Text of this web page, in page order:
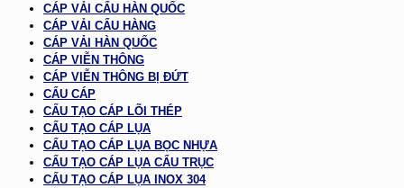
CÁP VẢI CẨU HÀN QUỐC
CÁP VẢI CẨU HÀNG
CÁP VẢI HÀN QUỐC
CÁP VIỄN THÔNG
CÁP VIỄN THÔNG BỊ ĐỨT
CẨU CÁP
CẤU TẠO CÁP LÕI THÉP
CẤU TẠO CÁP LỤA
CẤU TẠO CÁP LỤA BỌC NHỰA
CẤU TẠO CÁP LỤA CẨU TRỤC
CẤU TẠO CÁP LỤA INOX 304